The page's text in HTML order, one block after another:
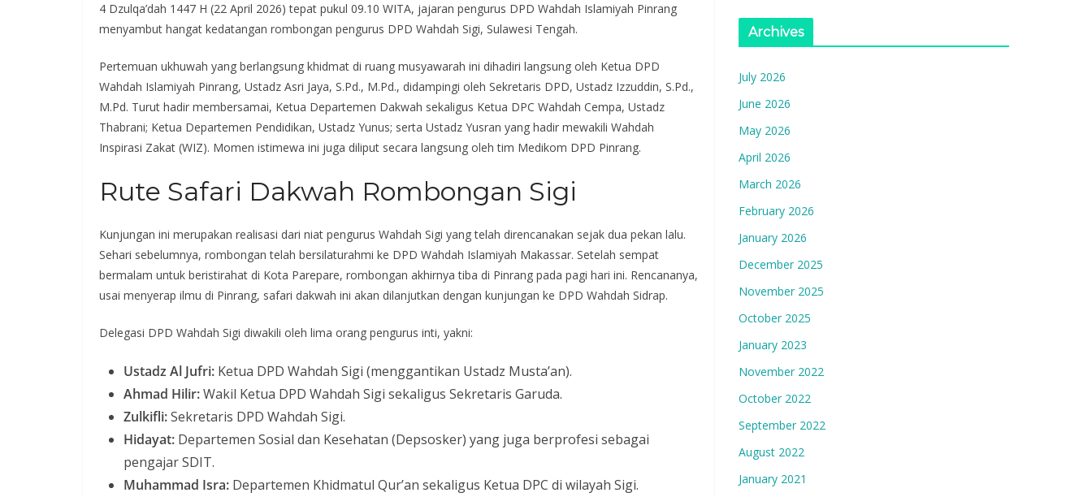
4 Dzulqa’dah 1447 H (22 April 2026) tepat pukul 09.10 WITA, jajaran pengurus DPD Wahdah Islamiyah Pinrang
menyambut hangat kedatangan rombongan pengurus DPD Wahdah Sigi, Sulawesi Tengah.
Pertemuan ukhuwah yang berlangsung khidmat di ruang musyawarah ini dihadiri langsung oleh Ketua DPD
Wahdah Islamiyah Pinrang, Ustadz Asri Jaya, S.Pd., M.Pd., didampingi oleh Sekretaris DPD, Ustadz Izzuddin, S.Pd.,
M.Pd. Turut hadir membersamai, Ketua Departemen Dakwah sekaligus Ketua DPC Wahdah Cempa, Ustadz
Thabrani; Ketua Departemen Pendidikan, Ustadz Yunus; serta Ustadz Yusran yang hadir mewakili Wahdah
Inspirasi Zakat (WIZ). Momen istimewa ini juga diliput secara langsung oleh tim Medikom DPD Pinrang.
Rute Safari Dakwah Rombongan Sigi
Kunjungan ini merupakan realisasi dari niat pengurus Wahdah Sigi yang telah direncanakan sejak dua pekan lalu.
Sehari sebelumnya, rombongan telah bersilaturahmi ke DPD Wahdah Islamiyah Makassar. Setelah sempat
bermalam untuk beristirahat di Kota Parepare, rombongan akhirnya tiba di Pinrang pada pagi hari ini. Rencananya,
usai menyerap ilmu di Pinrang, safari dakwah ini akan dilanjutkan dengan kunjungan ke DPD Wahdah Sidrap.
Delegasi DPD Wahdah Sigi diwakili oleh lima orang pengurus inti, yakni:
Ustadz Al Jufri: Ketua DPD Wahdah Sigi (menggantikan Ustadz Musta’an).
Ahmad Hilir:Wakil Ketua DPD Wahdah Sigi sekaligus Sekretaris Garuda.
Zulkifli:Sekretaris DPD Wahdah Sigi.
Hidayat: Departemen Sosial dan Kesehatan (Depsosker) yang juga berprofesi sebagai
pengajar SDIT.
Muhammad Isra: Departemen Khidmatul Qur’an sekaligus Ketua DPC di wilayah Sigi.
Archives
July 2026
June 2026
May 2026
April 2026
March 2026
February 2026
January 2026
December 2025
November 2025
October 2025
January 2023
November 2022
October 2022
September 2022
August 2022
January 2021